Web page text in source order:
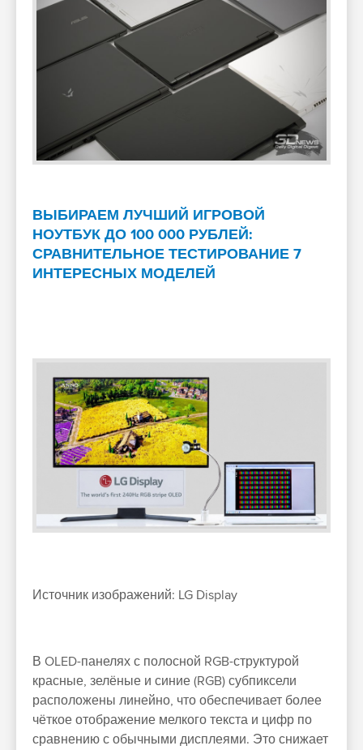
ВЫБИРАЕМ ЛУЧШИЙ ИГРОВОЙ
НОУТБУК ДО 100 000 РУБЛЕЙ:
СРАВНИТЕЛЬНОЕ ТЕСТИРОВАНИЕ 7
ИНТЕРЕСНЫХ МОДЕЛЕЙ
Источник изображений: LG Display
В OLED-панелях с полосной RGB-структурой
красные, зелёные и синие (RGB) субпиксели
расположены линейно, что обеспечивает более
чёткое отображение мелкого текста и цифр по
сравнению с обычными дисплеями. Это снижает